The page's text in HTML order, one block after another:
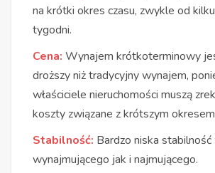
na krótki okres czasu, zwykle od
tygodni.
Cena: Wynajem krótkoterminowy
droższy niż tradycyjny wynajem,
właściciele nieruchomości muszą
koszty związane z krótszym
Stabilność: Bardzo niska stabilność
wynajmującego jak i najmującego.